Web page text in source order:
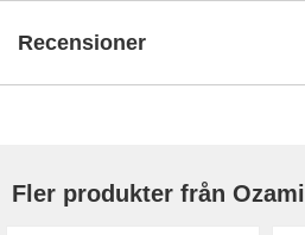
Recensioner
Fler produkter från Ozami